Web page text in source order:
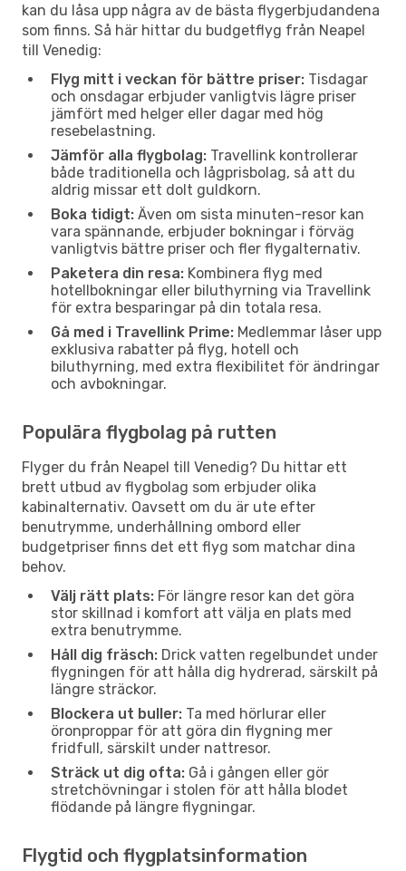
kan du låsa upp några av de bästa flygerbjudandena
som finns. Så här hittar du budgetflyg från Neapel
till Venedig:
Flyg mitt i veckan för bättre priser: Tisdagar
och onsdagar erbjuder vanligtvis lägre priser
jämfört med helger eller dagar med hög
resebelastning.
Jämför alla flygbolag: Travellink kontrollerar
både traditionella och lågprisbolag, så att du
aldrig missar ett dolt guldkorn.
Boka tidigt: Även om sista minuten-resor kan
vara spännande, erbjuder bokningar i förväg
vanligtvis bättre priser och fler flygalternativ.
Paketera din resa: Kombinera flyg med
hotellbokningar eller biluthyrning via Travellink
för extra besparingar på din totala resa.
Gå med i Travellink Prime: Medlemmar låser upp
exklusiva rabatter på flyg, hotell och
biluthyrning, med extra flexibilitet för ändringar
och avbokningar.
Populära flygbolag på rutten
Flyger du från Neapel till Venedig? Du hittar ett
brett utbud av flygbolag som erbjuder olika
kabinalternativ. Oavsett om du är ute efter
benutrymme, underhållning ombord eller
budgetpriser finns det ett flyg som matchar dina
behov.
Välj rätt plats: För längre resor kan det göra
stor skillnad i komfort att välja en plats med
extra benutrymme.
Håll dig fräsch: Drick vatten regelbundet under
flygningen för att hålla dig hydrerad, särskilt på
längre sträckor.
Blockera ut buller: Ta med hörlurar eller
öronproppar för att göra din flygning mer
fridfull, särskilt under nattresor.
Sträck ut dig ofta: Gå i gången eller gör
stretchövningar i stolen för att hålla blodet
flödande på längre flygningar.
Flygtid och flygplatsinformation